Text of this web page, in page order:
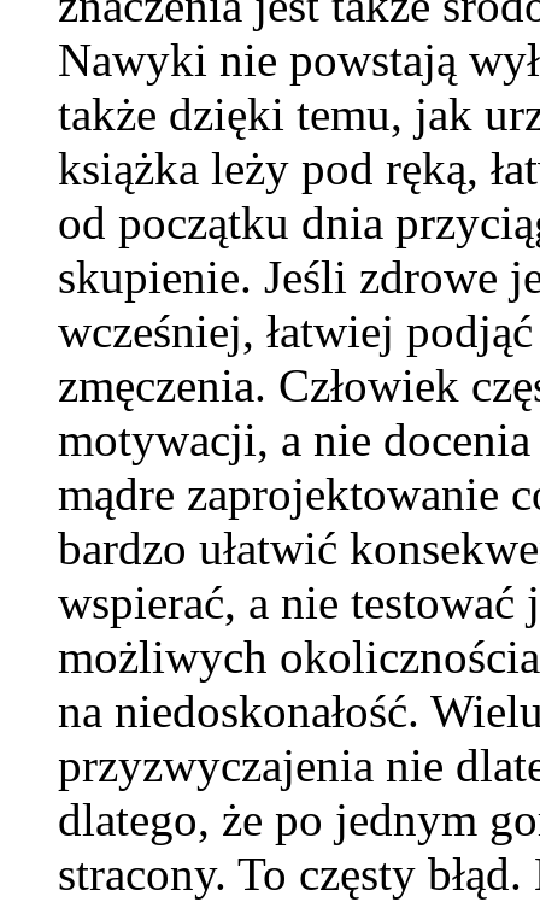
Nawyki nie powstają
także dzięki temu, jak
książka leży pod ręką,
od początku dnia
skupienie. Jeśli zdrowe
wcześniej, łatwiej
zmęczenia. Człowiek
motywacji, a nie
mądre zaprojektowanie
bardzo ułatwić
wspierać, a nie
możliwych
na niedoskonałość.
przyzwyczajenia nie
dlatego, że po jednym
stracony. To częsty